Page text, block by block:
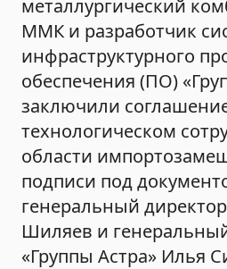
металлургический
ММК и разработчик
инфраструктурного
обеспечения (ПО)
заключили
технологическом
области
подписи под
генеральный
Шиляев и
«Группы Астра» Илья